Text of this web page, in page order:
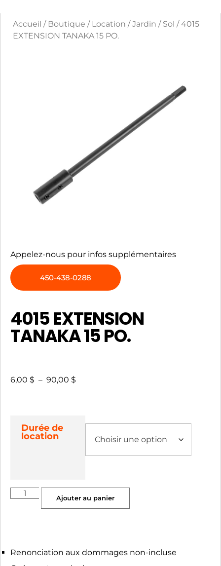
Accueil / Boutique / Location /Jardin / Sol / 4015
EXTENSION TANAKA 15 PO.
Appelez-nous pour infos supplémentaires
450-438-0288
4015 EXTENSION
TANAKA 15 PO.
6,00 $ – 90,00 $
Durée de
location
Ajouter au panier
Renonciation aux dommages non-incluse